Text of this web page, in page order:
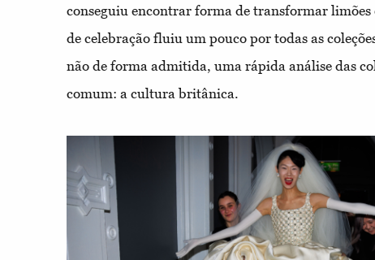
conseguiu encontrar forma de transformar
de celebração fluiu um pouco por todas as
não de forma admitida, uma rápida análise das
comum: a cultura britânica.